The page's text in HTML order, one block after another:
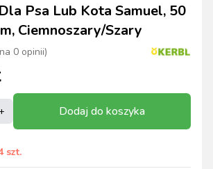
Psa Lub Kota Samuel, 50
Ciemnoszary/szary
na 0 opinii)
Dodaj do koszyka
szt.